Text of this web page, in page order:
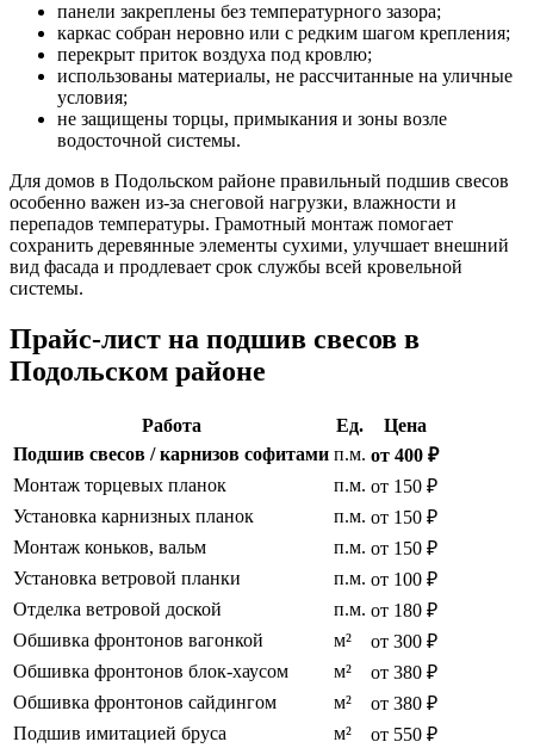
панели закреплены без температурного зазора;
каркас собран неровно или с редким шагом крепления;
перекрыт приток воздуха под кровлю;
использованы материалы, не рассчитанные на уличные
условия;
не защищены торцы, примыкания и зоны возле
водосточной системы.
Для домов в Подольском районе правильный подшив свесов
особенно важен из-за снеговой нагрузки, влажности и
перепадов температуры. Грамотный монтаж помогает
сохранить деревянные элементы сухими, улучшает внешний
вид фасада и продлевает срок службы всей кровельной
системы.
Прайс-лист на подшив свесов в
Подольском районе
Работа Ед.
Цена
Подшив свесов / карнизов софитами п.м. от 400 ₽
Монтаж торцевых планок
п.м. от 150 ₽
Установка карнизных планок
п.м. от 150 ₽
Монтаж коньков, вальм
п.м. от 150 ₽
Установка ветровой планки
п.м. от 100 ₽
Отделка ветровой доской
п.м. от 180 ₽
Обшивка фронтонов вагонкой
м²
от 300 ₽
Обшивка фронтонов блок-хаусом
м²
от 380 ₽
Обшивка фронтонов сайдингом
м²
от 380 ₽
Подшив имитацией бруса
м² от 550 ₽